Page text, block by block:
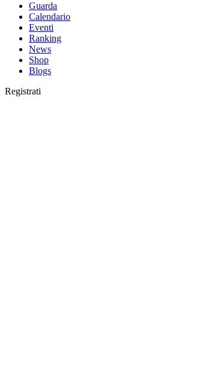
Guarda
Calendario
Eventi
Ranking
News
Shop
Blogs
Registrati